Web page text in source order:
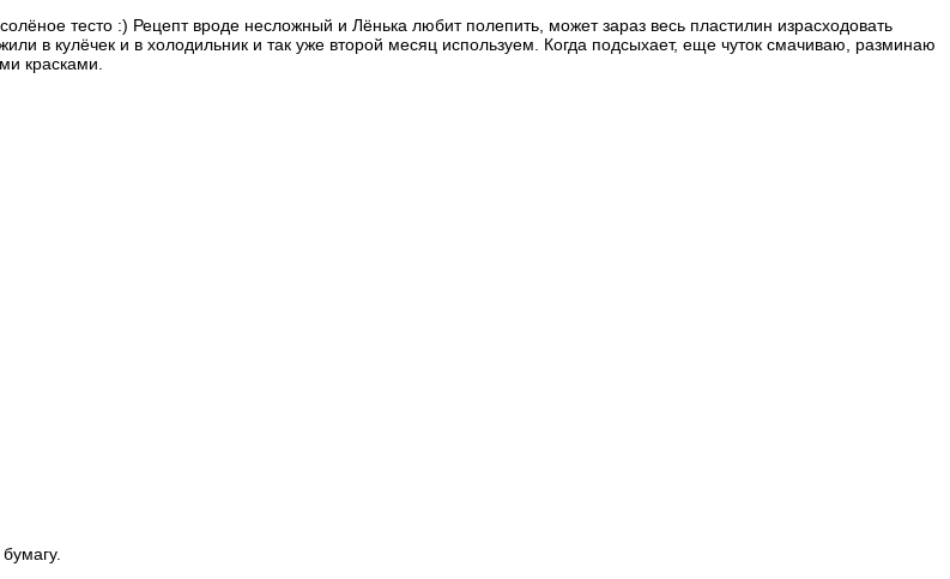
тесто :) Рецепт вроде несложный и Лёнька любит полепить, может зараз весь пластилин израсходовать
в кулёчек и в холодильник и так уже второй месяц используем. Когда подсыхает, еще чуток смачиваю, разминаю
красками.